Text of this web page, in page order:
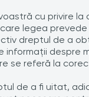
cu privire
care legea
dreptul de a
informaţii despre
se referă la
de a fi uitat,